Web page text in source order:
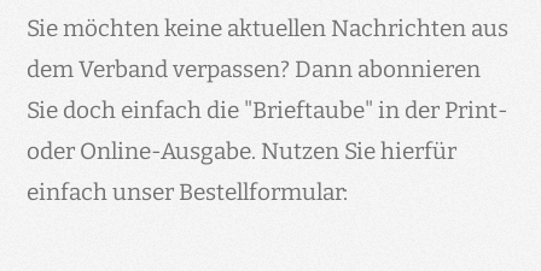
Sie möchten keine aktuellen Nachrichten aus
dem Verband verpassen? Dann abonnieren
Sie doch einfach die "Brieftaube" in der Print-
oder Online-Ausgabe. Nutzen Sie hierfür
einfach unser Bestellformular: